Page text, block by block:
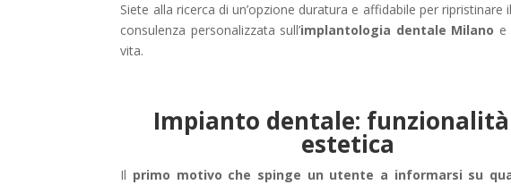
Siete alla ricerca di un’opzione duratura e affidabile per
consulenza personalizzata sull’implantologia dentale Milano e
vita.
Impianto dentale: funzionalità
estetica
Il primo motivo che spinge un utente a informarsi su